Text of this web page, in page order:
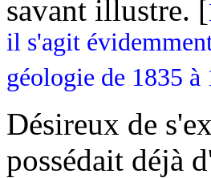
savant illustre. [
il s'agit
géologie de 1835 à
Désireux de
possédait déjà